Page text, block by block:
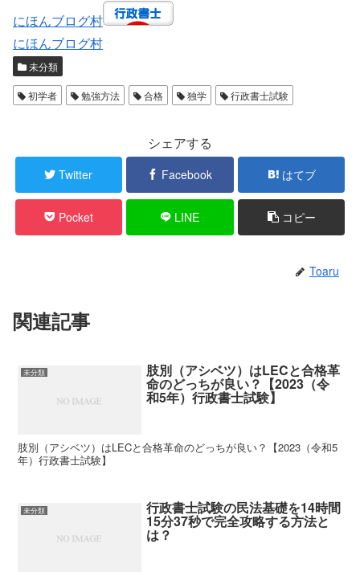
にほんブログ村
にほんブログ村
未分類
初学者 勉強方法 合格 独学 行政書士試験
シェアする
Twitter Facebook はてブ
Pocket LINE コピー
Toaru
関連記事
未分類 肢別（アシベツ）はLECと合格革
命のどっちが良い？【2023（令
和5年）行政書士試験】
肢別（アシベツ）はLECと合格革命のどっちが良い？【2023（令和5
年）行政書士試験】
未分類 行政書士試験の民法基礎を14時間
15分37秒で完全攻略する方法と
は？